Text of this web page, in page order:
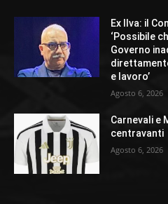
Ex Ilva: il
‘Possibile
Governo
e lavoro’
Agosto 6, 2026
Carnevali e
centravanti
Agosto 6, 2026